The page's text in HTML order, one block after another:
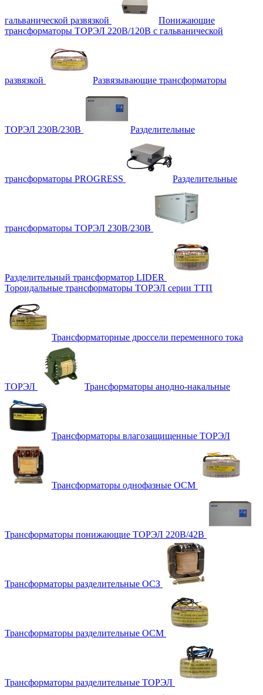
гальванической развязкой
Понижающие
трансформаторы ТОРЭЛ 220В/120В с гальванической
развязкой Развязывающие трансформаторы
ТОРЭЛ 230В/230В Разделительные
трансформаторы PROGRESS Разделительные
трансформаторы ТОРЭЛ 230В/230В
Разделительный трансформатор LIDER
Тороидальные трансформаторы ТОРЭЛ серии ТТП
Трансформаторные дроссели переменного тока
ТОРЭЛ Трансформаторы анодно-накальные
Трансформаторы влагозащищенные ТОРЭЛ
Трансформаторы однофазные ОСМ
Трансформаторы понижающие ТОРЭЛ 220В/42В
Трансформаторы разделительные ОСЗ
Трансформаторы разделительные ОСМ
Трансформаторы разделительные ТОРЭЛ